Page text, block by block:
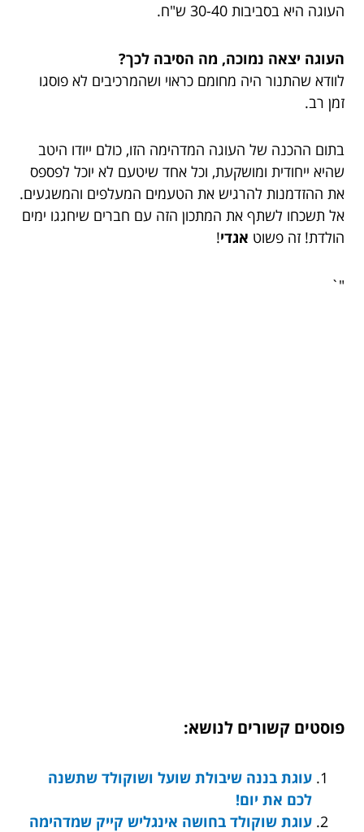
העוגה היא בסביבות 30-40 ש"ח.
העוגה יצאה נמוכה, מה הסיבה לכך?
לוודא שהתנור היה מחומם כראוי ושהמרכיבים לא פוסגו
זמן רב.
בתום ההכנה של העוגה המדהימה הזו, כולם ייודו היטב
שהיא ייחודית ומושקעת, וכל אחד שיטעם לא יוכל לפספס
את ההזדמנות להרגיש את הטעמים המעלפים והמשגעים.
אל תשכחו לשתף את המתכון הזה עם חברים שיחגגו ימים
הולדת! זה פשוט אגדי!
"`
פוסטים קשורים לנושא:
עוגת בננה שיבולת שועל ושוקולד שתשנה
לכם את יום!
עוגת שוקולד בחושה אינגליש קייק שמדהימה